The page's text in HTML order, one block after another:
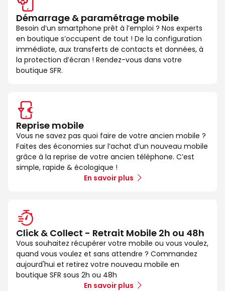
Démarrage & paramétrage mobile
Besoin d’un smartphone prêt à l’emploi ? Nos experts
en boutique s’occupent de tout ! De la configuration
immédiate, aux transferts de contacts et données, à
la protection d’écran ! Rendez-vous dans votre
boutique SFR.
Reprise mobile
Vous ne savez pas quoi faire de votre ancien mobile ?
Faites des économies sur l’achat d’un nouveau mobile
grâce à la reprise de votre ancien téléphone. C’est
simple, rapide & écologique !
En savoir plus
Click & Collect - Retrait Mobile 2h ou 48h
Vous souhaitez récupérer votre mobile ou vous voulez,
quand vous voulez et sans attendre ? Commandez
aujourd'hui et retirez votre nouveau mobile en
boutique SFR sous 2h ou 48h
En savoir plus